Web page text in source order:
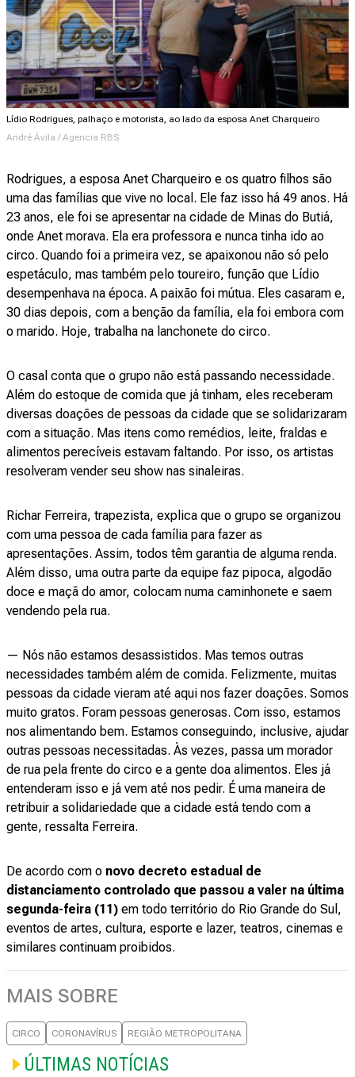
Lídio Rodrigues, palhaço e motorista, ao lado da esposa Anet Charqueiro
André Ávila / Agencia RBS
Rodrigues, a esposa Anet Charqueiro e os quatro filhos são
uma das famílias que vive no local. Ele faz isso há 49 anos. Há
23 anos, ele foi se apresentar na cidade de Minas do Butiá,
onde Anet morava. Ela era professora e nunca tinha ido ao
circo. Quando foi a primeira vez, se apaixonou não só pelo
espetáculo, mas também pelo toureiro, função que Lídio
desempenhava na época. A paixão foi mútua. Eles casaram e,
30 dias depois, com a benção da família, ela foi embora com
o marido. Hoje, trabalha na lanchonete do circo.
O casal conta que o grupo não está passando necessidade.
Além do estoque de comida que já tinham, eles receberam
diversas doações de pessoas da cidade que se solidarizaram
com a situação. Mas itens como remédios, leite, fraldas e
alimentos perecíveis estavam faltando. Por isso, os artistas
resolveram vender seu show nas sinaleiras.
Richar Ferreira, trapezista, explica que o grupo se organizou
com uma pessoa de cada família para fazer as
apresentações. Assim, todos têm garantia de alguma renda.
Além disso, uma outra parte da equipe faz pipoca, algodão
doce e maçã do amor, colocam numa caminhonete e saem
vendendo pela rua.
— Nós não estamos desassistidos. Mas temos outras
necessidades também além de comida. Felizmente, muitas
pessoas da cidade vieram até aqui nos fazer doações. Somos
muito gratos. Foram pessoas generosas. Com isso, estamos
nos alimentando bem. Estamos conseguindo, inclusive, ajudar
outras pessoas necessitadas. Às vezes, passa um morador
de rua pela frente do circo e a gente doa alimentos. Eles já
entenderam isso e já vem até nos pedir. É uma maneira de
retribuir a solidariedade que a cidade está tendo com a
gente, ressalta Ferreira.
De acordo com o novo decreto estadual de
distanciamento controlado que passou a valer na última
segunda-feira (11) em todo território do Rio Grande do Sul,
eventos de artes, cultura, esporte e lazer, teatros, cinemas e
similares continuam proibidos.
MAIS SOBRE
CIRCO CORONAVÍRUS REGIÃO METROPOLITANA
ÚLTIMAS NOTÍCIAS